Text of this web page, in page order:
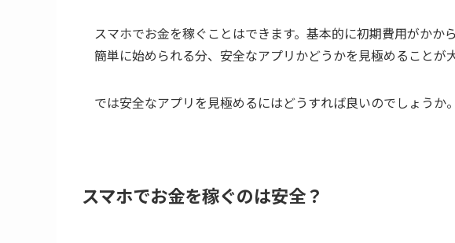
スマホでお金を稼ぐことはできます。基本的に初期費用がかか
簡単に始められる分、安全なアプリかどうかを見極めることが
では安全なアプリを見極めるにはどうすれば良いのでしょうか。
スマホでお金を稼ぐのは安全？